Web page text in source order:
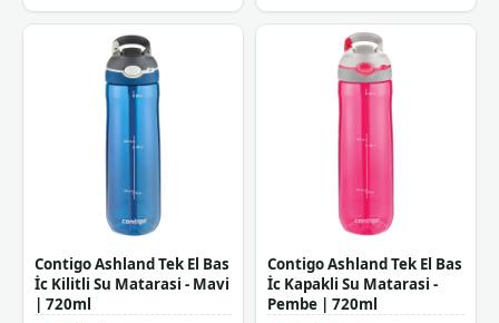
Contigo Ashland Tek El Bas
İc Kilitli Su Matarasi - Mavi
| 720ml
Contigo Ashland Tek El Bas
İc Kapakli Su Matarasi -
Pembe | 720ml